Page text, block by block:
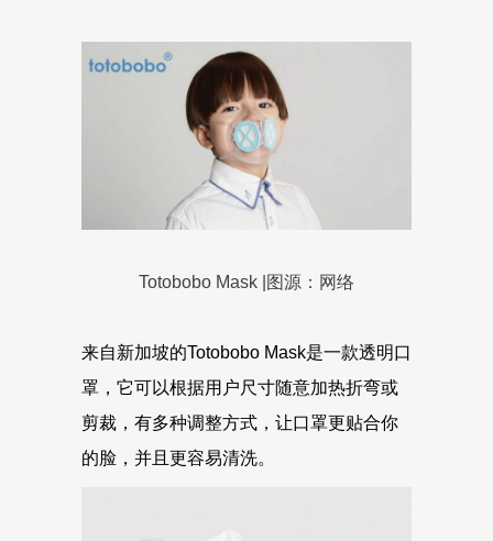
Totobobo Mask |图源：网络
来自新加坡的Totobobo Mask是一款透明口
罩，它可以根据用户尺寸随意加热折弯或
剪裁，有多种调整方式，让口罩更贴合你
的脸，并且更容易清洗。